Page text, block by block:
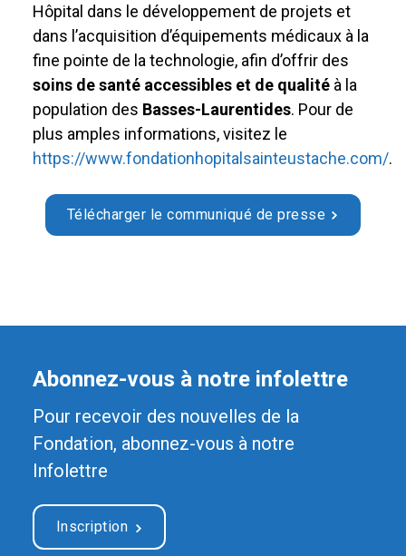
Hôpital dans le développement de projets et
dans l’acquisition d’équipements médicaux à la
fine pointe de la technologie, afin d’offrir des
soins de santé accessibles et de qualité à la
population des Basses-Laurentides. Pour de
plus amples informations, visitez le
https://www.fondationhopitalsainteustache.com/.
Télécharger le communiqué de presse
Abonnez-vous à notre infolettre
Pour recevoir des nouvelles de la
Fondation, abonnez-vous à notre
Infolettre
Inscription